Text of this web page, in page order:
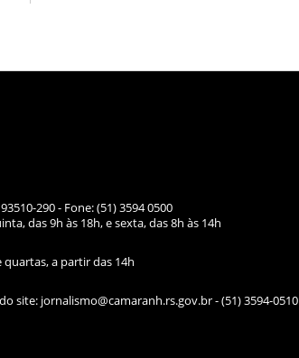
290 - Fone: (51) 3594 0500
das 9h às 18h, e sexta, das8h às 14h
quartas, a partir das 14h
site: jornalismo@camaranh.rs.gov.br- (51) 3594-0510